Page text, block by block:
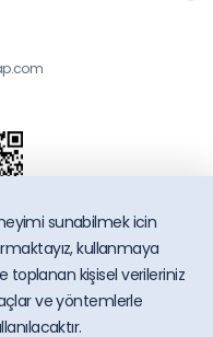
sunabilmek icin
kullanmaya
kişisel verileriniz
ve yöntemlerle